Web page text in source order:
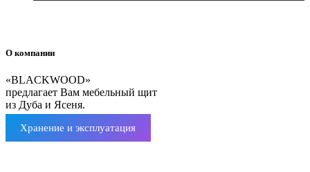
О компании
«BLACKWOOD»
предлагает Вам мебельный щит
из Дуба и Ясеня.
Хранение и эксплуатация